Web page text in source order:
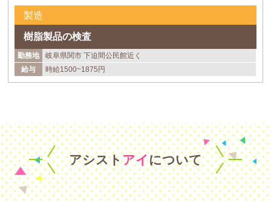
製造
樹脂製品の検査
勤務地
岐阜県関市 下迫間公民館近く
給与
時給1500~1875円
アシストアイについて